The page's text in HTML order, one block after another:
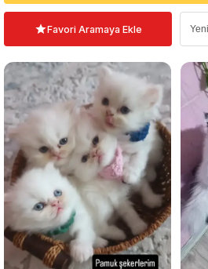
Favori Aramaya Ekle